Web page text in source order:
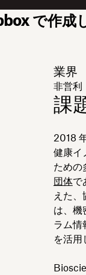
で作成
業界
非営利
課
2018
健康イ
ための
団体で
えた
は、機
ラム情
を活用